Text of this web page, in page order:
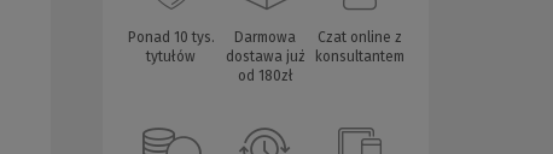
Ponad 10 tys.
tytułów
Darmowa
dostawa już
od 180zł
Czat online z
konsultantem